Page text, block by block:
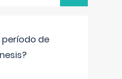
período de